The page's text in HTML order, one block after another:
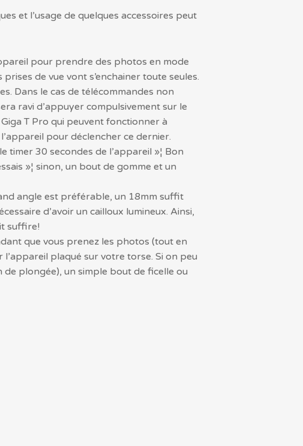
et l’usage de quelques accessoires peut
pour prendre des photos en mode
de vue vont s’enchainer toute seules.
Dans le cas de télécommandes non
ravi d’appuyer compulsivement sur le
T Pro qui peuvent fonctionner à
pour déclencher ce dernier.
timer 30 secondes de l’appareil »¦ Bon
»¦ sinon, un bout de gomme et un
angle est préférable, un 18mm suffit
d’avoir un cailloux lumineux. Ainsi,
suffire!
que vous prenez les photos (tout en
plaqué sur votre torse. Si on peu
plongée), un simple bout de ficelle ou